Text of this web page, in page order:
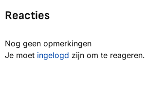
Reacties
Nog geen opmerkingen
Je moet ingelogd zijn om te reageren.